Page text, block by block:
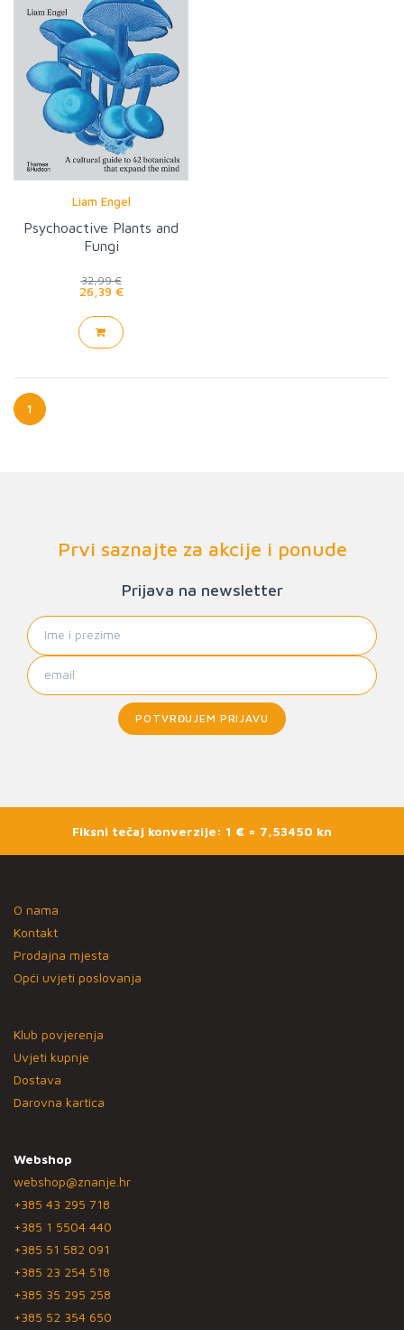
Liam Engel
Psychoactive Plants and
Fungi
32,99 €
26,39 €
1
Prvi saznajte za akcije i ponude
Prijava na newsletter
POTVRĐUJEM PRIJAVU
Fiksni tečaj konverzije: 1 € = 7,53450 kn
O nama
Kontakt
Prodajna mjesta
Opći uvjeti poslovanja
Klub povjerenja
Uvjeti kupnje
Dostava
Darovna kartica
Webshop
webshop@znanje.hr
+385 43 295 718
+385 1 5504 440
+385 51 582 091
+385 23 254 518
+385 35 295 258
+385 52 354 650